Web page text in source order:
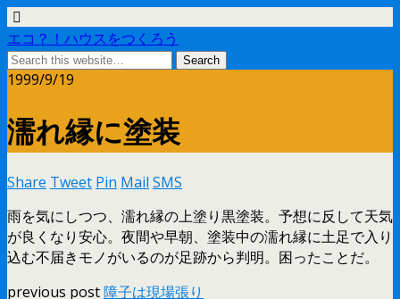
エコ？！ハウスをつくろう
1999/9/19
濡れ縁に塗装
Share Tweet Pin Mail SMS
雨を気にしつつ、濡れ縁の上塗り黒塗装。予想に反して天気
が良くなり安心。夜間や早朝、塗装中の濡れ縁に土足で入り
込む不届きモノがいるのが足跡から判明。困ったことだ。
previous post障子は現場張り